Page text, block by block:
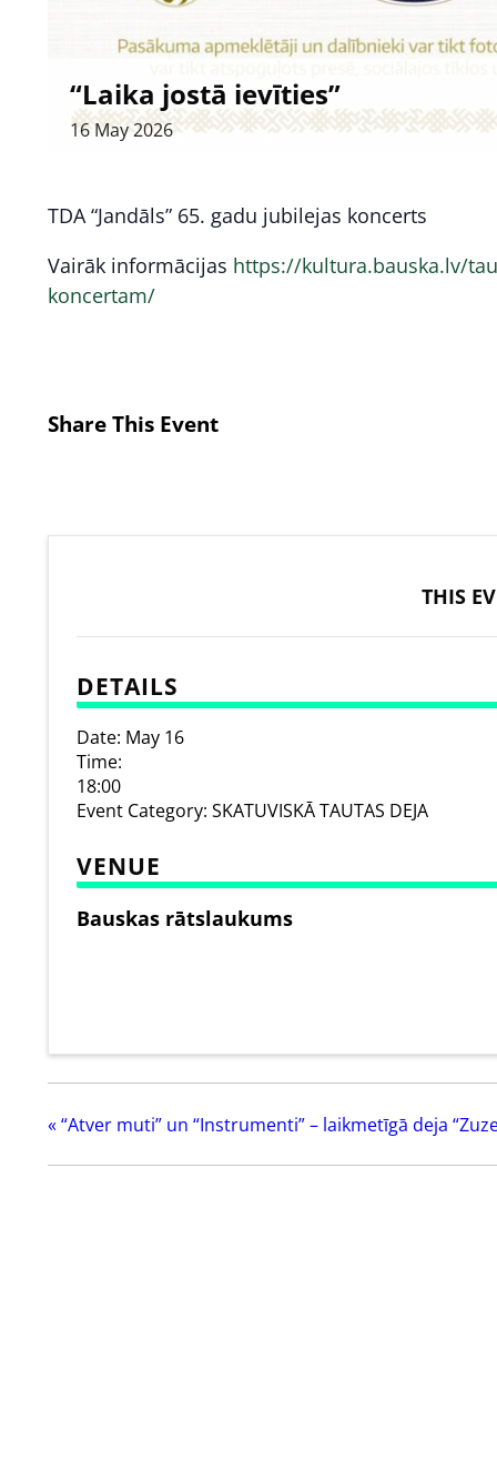
“Laika jostā ievīties”
16May2026
TDA “Jandāls” 65. gadu jubilejas koncerts
Vairāk informācijas https://kultura.bauska.lv/
koncertam/
Share This Event
THIS
DETAILS
Date: May 16
Time:
18:00
Event Category: SKATUVISKĀ TAUTAS DEJA
VENUE
Bauskas rātslaukums
«“Atver muti” un “Instrumenti” – laikmetīgā deja